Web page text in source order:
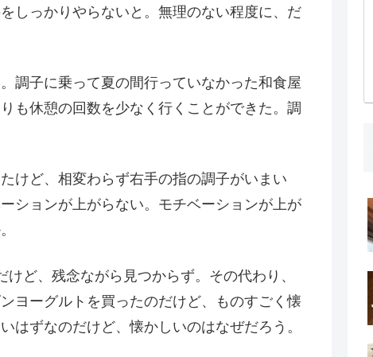
しっかりやらないと。無理のない程度に、だ
調子に乗って夏の間行っていなかった和食屋
も休憩の回数を少なく行くことができた。調
けど、相変わらず右手の指の調子がいまい
ションが上がらない。モチベーションが上が
ど、残念ながら見つからず。その代わり、
ヨーグルトを買ったのだけど、ものすごく懐
はずなのだけど、懐かしいのはなぜだろう。